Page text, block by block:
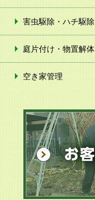
害虫駆除・ハチ駆除
庭片付け・物置解体
空き家管理